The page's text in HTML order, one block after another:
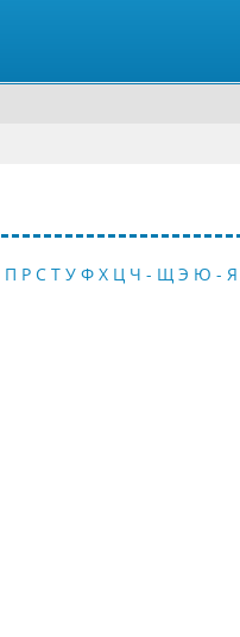
П Р С Т У Ф Х Ц Ч - Щ Э Ю - Я